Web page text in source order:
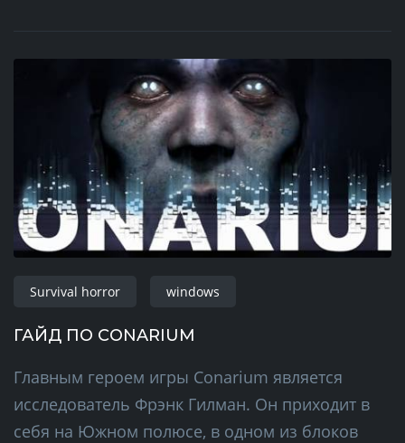
Survival horror windows
ГАЙД ПО CONARIUM
Главным героем игры Conarium является
исследователь Фрэнк Гилман. Он приходит в
себя на Южном полюсе, в одном из блоков